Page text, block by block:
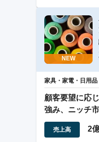
NEW
家具・家電・日用品
顧客要望に応
強み、ニッチ
保冷庫製造業
売上高 2